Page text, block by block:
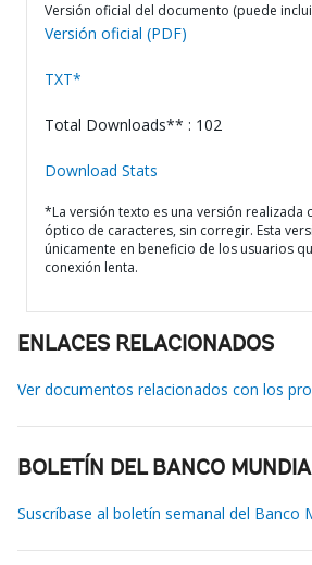
Versión oficial del documento (puede
Versión oficial (PDF)
TXT*
Total Downloads** : 102
Download Stats
*La versión texto es una versión realizada
óptico de caracteres, sin corregir. Esta
únicamente en beneficio de los usuarios
conexión lenta.
ENLACES RELACIONADOS
Ver documentos relacionados con los
BOLETÍN DEL BANCO
Suscríbase al boletín semanal del Banco